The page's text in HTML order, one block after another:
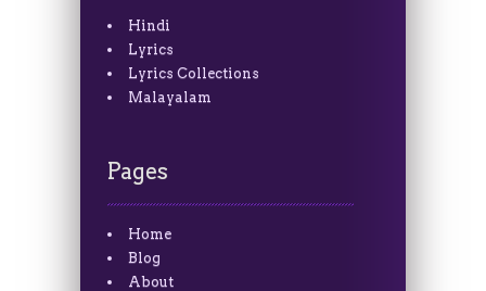
Hindi
Lyrics
Lyrics Collections
Malayalam
Pages
Home
Blog
About